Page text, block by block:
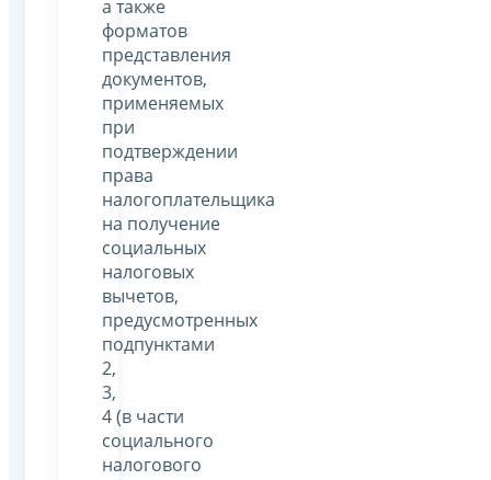
а также
форматов
представления
документов,
применяемых
при
подтверждении
права
налогоплательщика
на получение
социальных
налоговых
вычетов,
предусмотренных
подпунктами
2,
3,
4 (в части
социального
налогового